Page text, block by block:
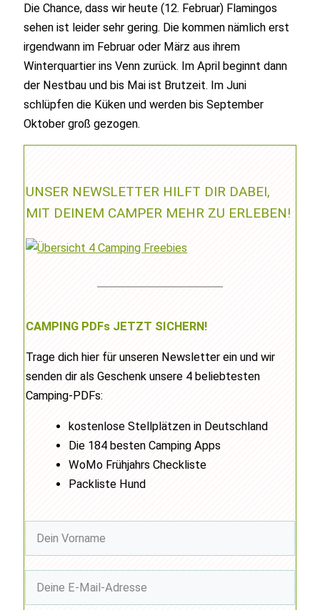
Die Chance, dass wir heute (12. Februar) Flamingos
sehen ist leider sehr gering. Die kommen nämlich erst
irgendwann im Februar oder März aus ihrem
Winterquartier ins Venn zurück. Im April beginnt dann
der Nestbau und bis Mai ist Brutzeit. Im Juni
schlüpfen die Küken und werden bis September
Oktober groß gezogen.
UNSER NEWSLETTER HILFT DIR DABEI,
MIT DEINEM CAMPER MEHR ZU ERLEBEN!
CAMPING PDFs JETZT SICHERN!
Trage dich hier für unseren Newsletter ein und wir
senden dir als Geschenk unsere 4 beliebtesten
Camping-PDFs:
kostenlose Stellplätzen in Deutschland
Die 184 besten Camping Apps
WoMo Frühjahrs Checkliste
Packliste Hund